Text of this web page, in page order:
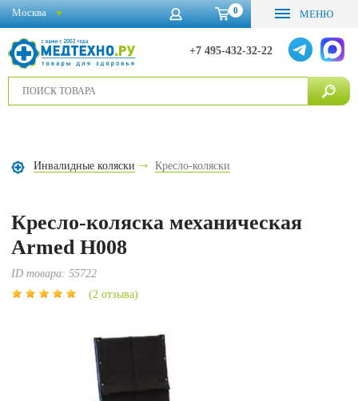
0 МЕНЮ
+7 495-432-32-22
Москва
Инвалидные коляски Кресло-коляски
Кресло-коляска механическая
Armed H008
ID товара:55722
(2 отзыва)